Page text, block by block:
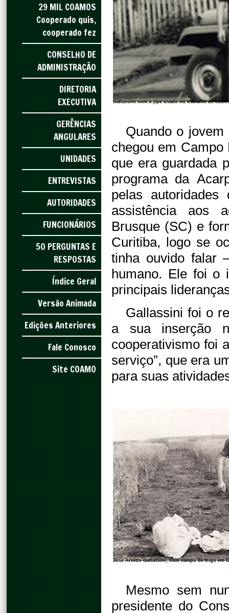
29 MIL COAMOS
Cooperado quis,
cooperado fez
CONSELHO DE
ADMINISTRAÇÃO
DIRETORIA
EXECUTIVA
GERÊNCIAS
ANGULARES
UNIDADES
ENTREVISTAS
AUTORIDADES
FUNCIONÁRIOS
50 PERGUNTAS E
RESPOSTAS
Índice Geral
Versão Animada
Edições Anteriores
Fale Conosco
Site COAMO
Gallassini com o jipe usado no trabalho de
Quando o
chegou em
que era guardada
programa da
pelas
assistência aos
Brusque (SC) e
Curitiba, logo se
tinha ouvido falar
humano. Ele foi o
principais
Gallassini foi o
a sua inserção
cooperativismo foi
serviço”, que era
para suas
José Aroldo Gallassini, num campo de trigo em
Mesmo sem
presidente do